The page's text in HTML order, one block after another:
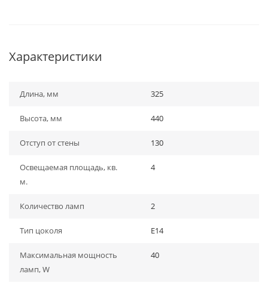
Характеристики
Длина, мм 325
Высота, мм 440
Отступ от стены 130
Освещаемая площадь, кв.
м.
4
Количество ламп 2
Тип цоколя E14
Максимальная мощность
ламп, W
40